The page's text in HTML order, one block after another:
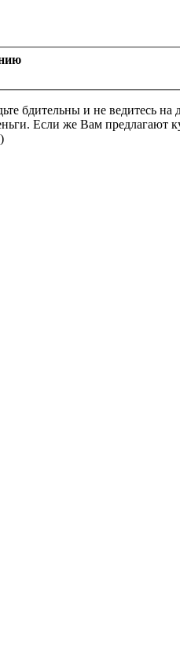
бдительны и не ведитесь
Если же Вам предлагают